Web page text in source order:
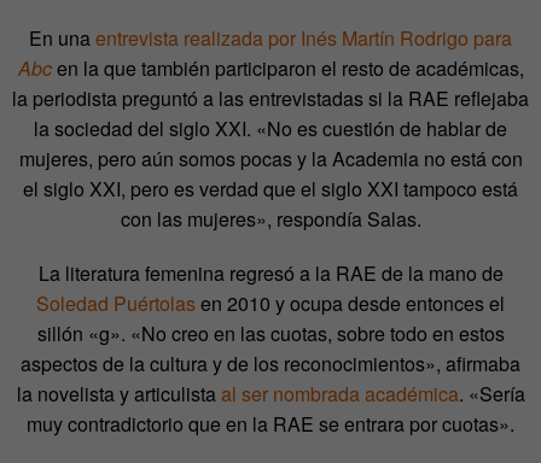
En unaentrevista realizada por Inés Martín Rodrigo para
Abcen la que también participaron el resto de académicas,
la periodista preguntó a las entrevistadas si la RAE reflejaba
la sociedad del siglo XXI. «No es cuestión de hablar de
mujeres, pero aún somos pocas y la Academia no está con
el siglo XXI, pero es verdad que el siglo XXI tampoco está
con las mujeres», respondía Salas.
La literatura femenina regresó a la RAE de la mano de
Soledad Puértolasen 2010 y ocupa desde entonces el
sillón «g». «No creo en las cuotas, sobre todo en estos
aspectos de la cultura y de los reconocimientos», afirmaba
la novelista y articulistaal ser nombrada académica. «Sería
muy contradictorio que en la RAE se entrara por cuotas».